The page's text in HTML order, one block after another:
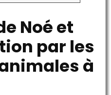
Noé et
par les
à